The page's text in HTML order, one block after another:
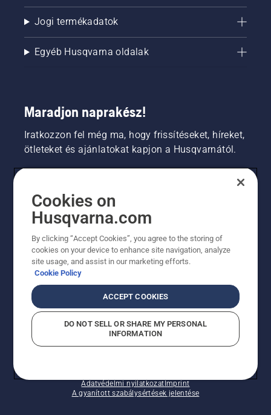
Jogi termékadatok
Egyéb Husqvarna oldalak
Maradjon naprakész!
Iratkozzon fel még ma, hogy frissítéseket, híreket,
ötleteket és ajánlatokat kapjon a Husqvarnától.
PROFESSZIONÁLIS
Adatvédelmi nyilatkozat Imprint
A gyanított szabálysértések jelentése
Cookies on
Husqvarna.com
By clicking “Accept Cookies”, you agree to the storing of
cookies on your device to enhance site navigation, analyze
site usage, and assist in our marketing efforts.
Cookie Policy
ACCEPT COOKIES
DO NOT SELL OR SHARE MY PERSONAL
INFORMATION